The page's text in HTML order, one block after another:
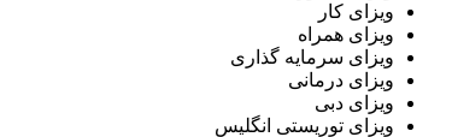
ویزای کار
ویزای همراه
ویزای سرمایه گذاری
ویزای درمانی
ویزای دبی
ویزای توریستی انگلیس